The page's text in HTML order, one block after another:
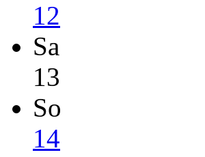
12
Sa
13
So
14